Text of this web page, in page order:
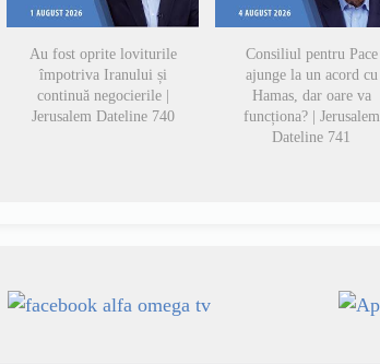
Au fost oprite loviturile
împotriva Iranului și
continuă negocierile |
Jerusalem Dateline 740
Consiliul pentru Pace
ajunge la un acord cu
Hamas, dar oare va
funcționa? | Jerusalem
Dateline 741